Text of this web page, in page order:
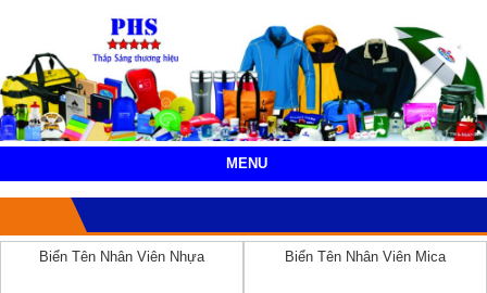
MENU
Biển Tên Nhân Viên Nhựa Biển Tên Nhân Viên Mica